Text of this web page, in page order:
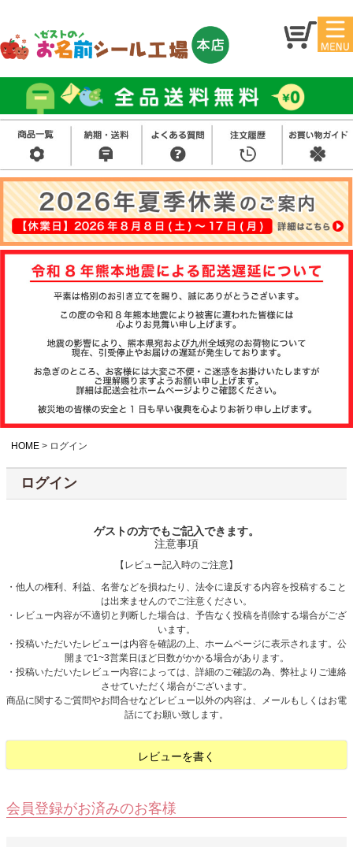
マイ
ジ
お名
前シ
ール
アイ
ロン
シー
ル
お買
い得
セッ
ト
スタ
ンプ
その
他
注文履歴
について
会社概要
お客様へのお知
HOME ログイン
ログイン
ゲストの方でもご記入できます。
注意事項
【レビュー記入時のご注意】
・他人の権利、利益、名誉などを損ねたり、法令に違反する内容を投稿すること
は出来ませんのでご注意ください。
・レビュー内容が不適切と判断した場合は、予告なく投稿を削除する場合がござ
います。
・投稿いただいたレビューは内容を確認の上、ホームページに表示されます。公
開まで1~3営業日ほど日数がかかる場合があります。
・投稿いただいたレビュー内容によっては、詳細のご確認の為、弊社よりご連絡
させていただく場合がございます。
商品に関するご質問やお問合せなどレビュー以外の内容は、メールもしくはお電
話にてお願い致します。
レビューを書く
会員登録がお済みのお客様